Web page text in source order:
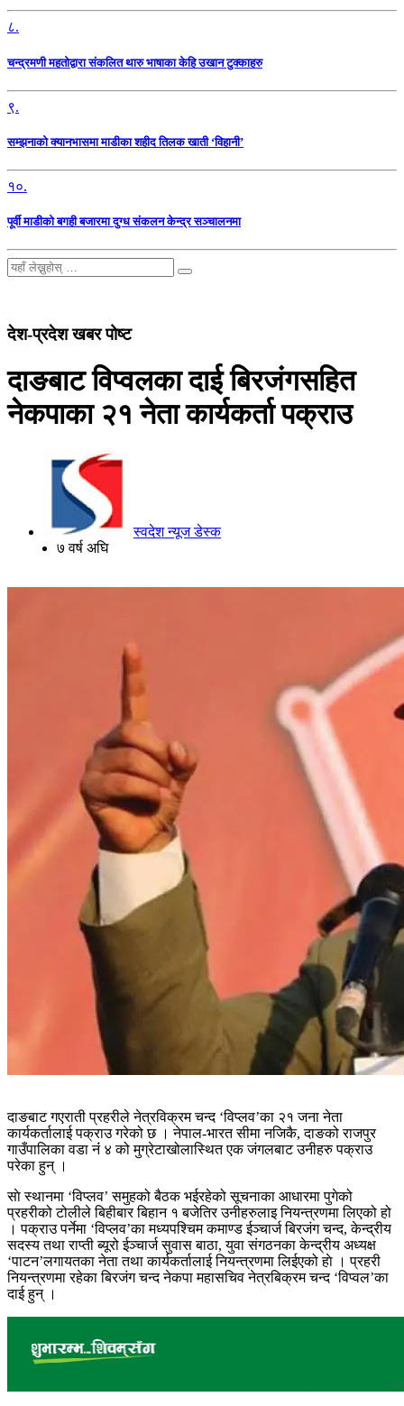
८.
चन्द्रमणी महतोद्वारा संकलित थारु भाषाका केहि उखान टुक्काहरु
९.
सम्झनाको क्यानभासमा माडीका शहीद तिलक खाती ‘विहानी’
१०.
पूर्वी माडीको बगही बजारमा दुग्ध संकलन केन्द्र सञ्चालनमा
देश-प्रदेश खबर पोष्ट
दाङबाट विप्वलका दाई बिरजंगसहित
नेकपाका २१ नेता कार्यकर्ता पक्राउ
स्वदेश न्यूज डेस्क
७ वर्ष अघि
दाङबाट गएराती प्रहरीले नेत्रविक्रम चन्द ‘विप्लव’का २१ जना नेता
कार्यकर्तालाई पक्राउ गरेको छ । नेपाल-भारत सीमा नजिकै, दाङको राजपुर
गाउँपालिका वडा नंं ४ को मुग्रेटाखोलास्थित एक जंगलबाट उनीहरु पक्राउ
परेका हुन् ।
साे स्थानमा ‘विप्लव’ समुहको बैठक भईरहेको सूचनाका आधारमा पुगेको
प्रहरीको टोलीले बिहीबार बिहान १ बजेतिर उनीहरुलाइ नियन्त्रणमा लिएको हो
। पक्राउ पर्नेमा ‘विप्लव’का मध्यपश्चिम कमाण्ड ईञ्चार्ज बिरजंग चन्द, केन्द्रीय
सदस्य तथा राप्ती ब्यूरो ईञ्चार्ज सुवास बाठा, युवा संगठनका केन्द्रीय अध्यक्ष
‘पाटन’लगायतका नेता तथा कार्यकर्तालाई नियन्त्रणमा लिईएको हाे । प्रहरी
नियन्त्रणमा रहेका बिरजंग चन्द नेकपा महासचिव नेत्रबिक्रम चन्द ‘विप्वल’का
दाई हुन् ।